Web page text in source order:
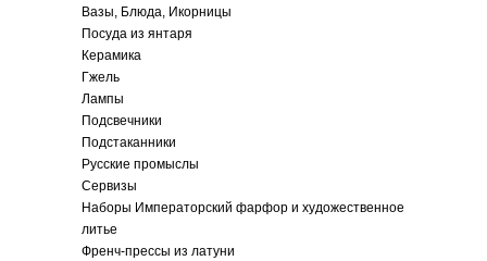
Вазы, Блюда, Икорницы
Посуда из янтаря
Керамика
Гжель
Лампы
Подсвечники
Подстаканники
Русские промыслы
Сервизы
Наборы Императорский фарфор и художественное
литье
Френч-прессы из латуни